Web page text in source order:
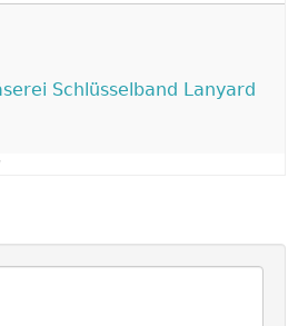
Schlüsselband Lanyard